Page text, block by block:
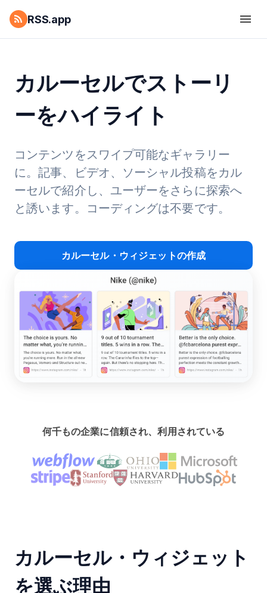
RSS.app
カルーセルでストーリ
ーをハイライト
コンテンツをスワイプ可能なギャラリー
に。記事、ビデオ、ソーシャル投稿をカル
ーセルで紹介し、ユーザーをさらに探索へ
と誘います。コーディングは不要です。
カルーセル・ウィジェットの作成
何千もの企業に信頼され、利用されている
カルーセル・ウィジェット
を選ぶ理由